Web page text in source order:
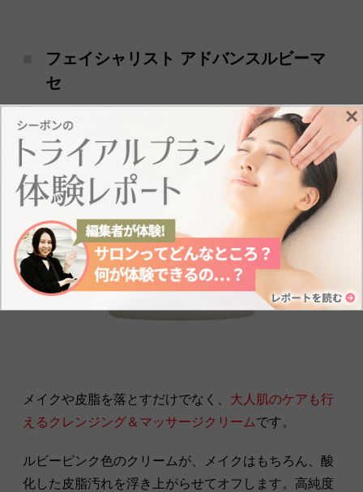
フェイシャリスト アドバンスルビーマ
セ
メイクや皮脂を落とすだけでなく、 大人肌のケアも行
えるクレンジング＆マッサージクリームです。
ルビーピンク色のクリームが、メイクはもちろん、酸
化した皮脂汚れを浮き上がらせてオフします。高純度
×